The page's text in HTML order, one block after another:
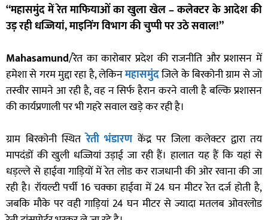
“महासमुंद में रेत माफियाओं का खुला खेल – कलेक्टर के आदेश की
उड़ रही धज्जियां, माइनिंग विभाग की चुप्पी पर उठे सवाल!”
Mahasamund/रेत का कारोबार प्रदेश की राजनीति और प्रशासन में
हमेशा से गरम मुद्दा रहा है, लेकिनमहासमुंदजिले के बिरकोनी ग्राम से जो
तस्वीर सामने आ रही है, वह न सिर्फ हैरान करने वाली है बल्कि प्रशासन
की कार्यप्रणाली पर भी गहरे सवाल खड़े कर रही है।
ग्राम बिरकोनी स्थित रेती भंडारणकेंद्र पर जिला कलेक्टर द्वारा तय
मापदंडों की खुली धज्जियां उड़ाई जा रही हैं। हालात यह हैं कि यहां से
धड़ल्ले से हाईवा गाड़ियों में रेत लोड कर राजधानी की ओर रवाना की जा
रही है। रॉयल्टी पर्ची 16 चक्का हाईवा में 24 घन मीटर रेत दर्ज होती है,
जबकि मौके पर वही गाड़ियां 24 घन मीटर से ज्यादा मतलब ओवरलोड